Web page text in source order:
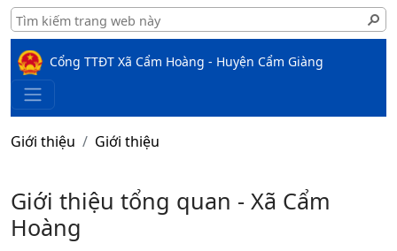
Cổng TTĐT Xã Cẩm Hoàng - Huyện Cẩm Giàng
Giới thiệu Giới thiệu
Giới thiệu tổng quan - Xã Cẩm
Hoàng